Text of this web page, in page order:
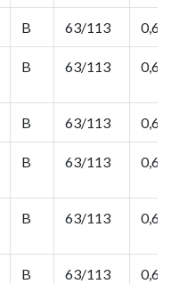
B 63/113 0,6
B 63/113 0,6
B 63/113 0,6
B 63/113 0,6
B 63/113 0,6
B 63/113 0,6